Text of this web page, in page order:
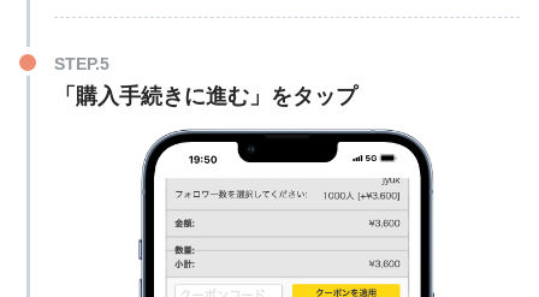
「購入手続きに進む」をタップ